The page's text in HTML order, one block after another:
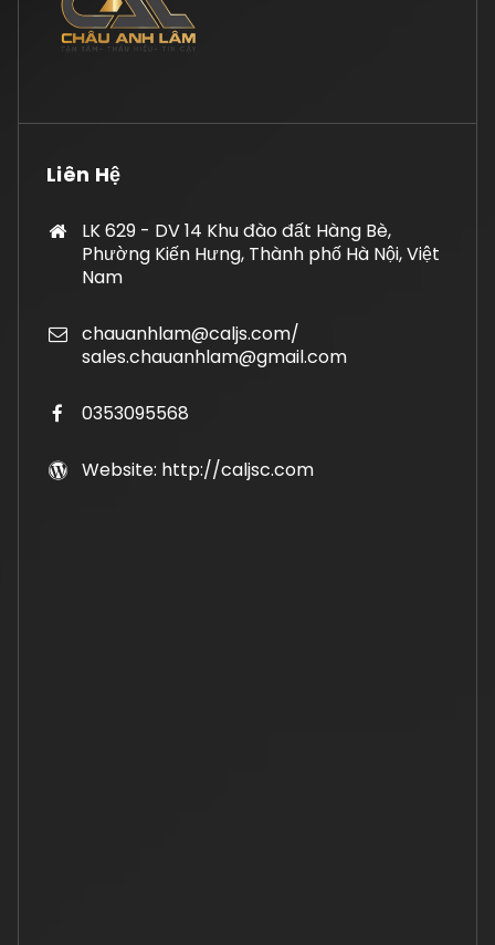
Liên Hệ
LK 629 - DV 14 Khu đào đất Hàng Bè,
Phường Kiến Hưng, Thành phố Hà Nội, Việt
Nam
chauanhlam@caljs.com/
sales.chauanhlam@gmail.com
0353095568
Website: http://caljsc.com